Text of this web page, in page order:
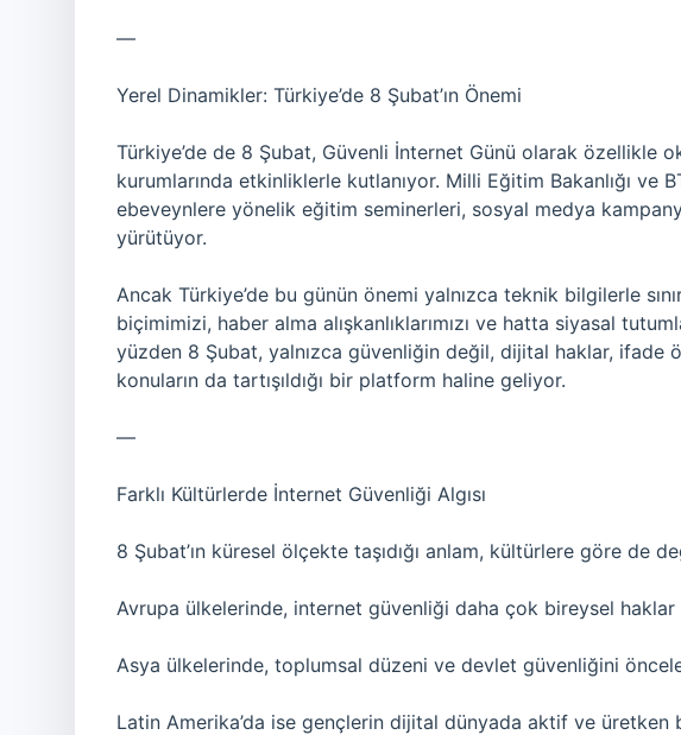
—
Yerel Dinamikler: Türkiye’de 8 Şubat’ın Önemi
Türkiye’de de 8 Şubat, Güvenli İnternet Günü olarak özellikle
kurumlarında etkinliklerle kutlanıyor. Milli Eğitim Bakanlığı ve
ebeveynlere yönelik eğitim seminerleri, sosyal medya
yürütüyor.
Ancak Türkiye’de bu günün önemi yalnızca teknik bilgilerle
biçimimizi, haber alma alışkanlıklarımızı ve hatta siyasal
yüzden 8 Şubat, yalnızca güvenliğin değil, dijital haklar,
konuların da tartışıldığı bir platform haline geliyor.
—
Farklı Kültürlerde İnternet Güvenliği Algısı
8 Şubat’ın küresel ölçekte taşıdığı anlam, kültürlere göre de
Avrupa ülkelerinde, internet güvenliği daha çok bireysel haklar
Asya ülkelerinde, toplumsal düzeni ve devlet güvenliğini
Latin Amerika’da ise gençlerin dijital dünyada aktif ve üretken